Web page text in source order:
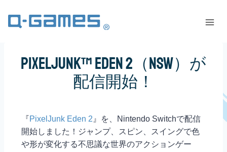
PixelJunk™ Eden 2（NSW）が
配信開始！
『PixelJunk Eden 2 』を、Nintendo Switchで配信
開始しました！ジャンプ、スピン、スイングで色
や形が変化する不思議な世界のアクションゲー